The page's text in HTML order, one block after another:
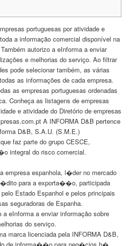
portuguesas por atividade e
a informação comercial disponível na
autorizo a eInforma a enviar
e melhorias do serviço. Ao filtrar
pode selecionar também, as várias
as informações de cada empresa.
as empresas portuguesas ordenadas
Conheça as listagens de empresas
e atividade do Diretório de empresas
A INFORMA D&B pertence
D&B, S.A.U. (S.M.E.)
que faz parte do grupo CESCE,
integral do risco comercial.
empresa espanhola, l�der no mercado
para a exporta��o, participada
Estado Espanhol e pelos principais
seguradoras de Espanha.
a eInforma a enviar informação sobre
do serviço.
marca licenciada pela INFORMA D&B,